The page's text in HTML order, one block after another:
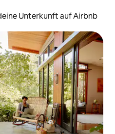
Unterkunft auf Airbnb